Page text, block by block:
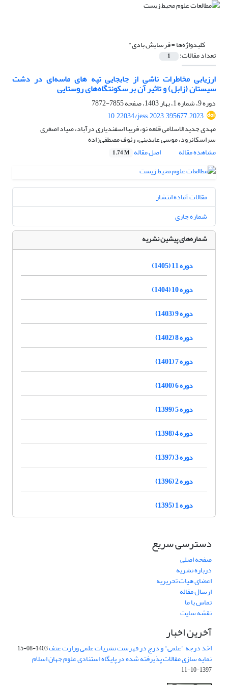
کلیدواژه‌ها =فرسایش بادی"
تعداد مقالات: 1
ارزیابی مخاطرات ناشی از جابجایی تپه های ماسه‌ای در دشت
سیستان (زابل) و تاثیر آن بر سکونتگاه‌های روستایی
دوره 9، شماره 1، بهار 1403، صفحه
7855-7872
10.22034/jess.2023.395677.2023
مهدی جدیدالاسلامی قلعه نو، فریبا اسفندیاری درآباد، صیاد اصغری
سراسکانرود، موسی عابدینی، رئوف مصطفی‌زاده
مشاهده مقاله
اصل مقاله 1.74 M
مقالات آماده انتشار
شماره جاری
شماره‌های پیشین نشریه
دوره 11 (1405)
دوره 10 (1404)
دوره 9 (1403)
دوره 8 (1402)
دوره 7 (1401)
دوره 6 (1400)
دوره 5 (1399)
دوره 4 (1398)
دوره 3 (1397)
دوره 2 (1396)
دوره 1 (1395)
دسترسی سریع
صفحه اصلی
درباره نشریه
اعضای هیات تحریریه
ارسال مقاله
تماس با ما
نقشه سایت
آخرین اخبار
اخذ درجه "علمی" و درج در فهرست نشریات علمی وزارت عتف1403-08-15
نمایه سازی مقالات پذیرفته شده در پایگاه استنادی علوم جهان اسلام
1397-10-11